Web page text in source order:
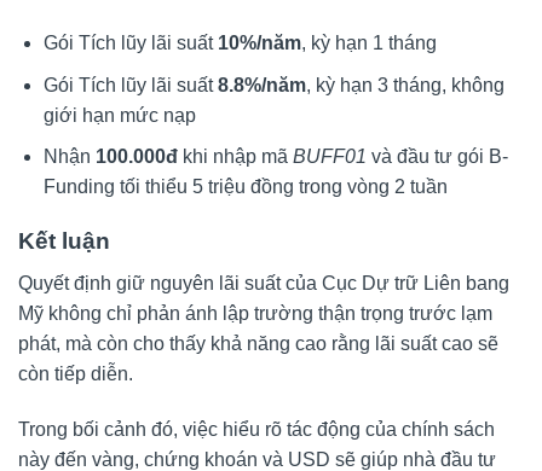
Gói Tích lũy lãi suất10%/năm, kỳ hạn 1 tháng
Gói Tích lũy lãi suất8.8%/năm, kỳ hạn 3 tháng, không
giới hạn mức nạp
Nhận 100.000đkhi nhập mã BUFF01 và đầu tư gói B-
Funding tối thiểu 5 triệu đồng trong vòng 2 tuần
Kết luận
Quyết định giữ nguyên lãi suất của Cục Dự trữ Liên bang
Mỹ không chỉ phản ánh lập trường thận trọng trước lạm
phát, mà còn cho thấy khả năng cao rằng lãi suất cao sẽ
còn tiếp diễn.
Trong bối cảnh đó, việc hiểu rõ tác động của chính sách
này đến vàng, chứng khoán và USD sẽ giúp nhà đầu tư